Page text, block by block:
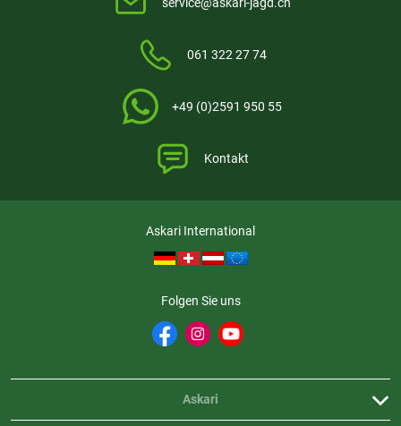
Bewertungen handelt.Mehr Informationen.
061 322 27 74
+49 (0)2591 950 55
Kontakt
Askari International
Folgen Sie uns
Askari